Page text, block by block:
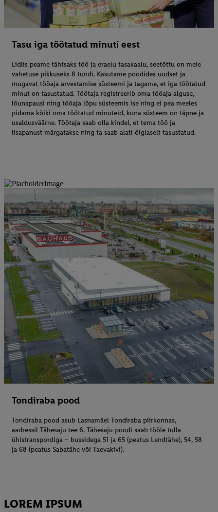
Tasu iga töötatud minuti eest
Lidlis peame tähtsaks töö ja eraelu tasakaalu, seetõttu on meie
vahetuse pikkuseks 8 tundi. Kasutame poodides uudset ja
mugavat tööaja arvestamise süsteemi ja tagame, et iga töötatud
minut on tasustatud. Töötaja registreerib oma tööaja alguse,
lõunapausi ning tööaja lõpu süsteemis ise ning ei pea meeles
pidama kõiki oma töötatud minuteid, kuna süsteem on täpne ja
usaldusväärne. Töötaja saab olla kindel, et tema töö ja
lisapanust märgatakse ning ta saab alati õiglaselt tasustatud.
Tondiraba pood
Tondiraba pood asub Lasnamäel Tondiraba piirkonnas,
aadressil Tähesaju tee 6. Tähesaju poodi saab tööle tulla
ühistranspordiga – bussidega 51 ja 65 (peatus Lendtähe), 54, 58
ja 68 (peatus Sabatähe või Taevakivi).
LOREM IPSUM